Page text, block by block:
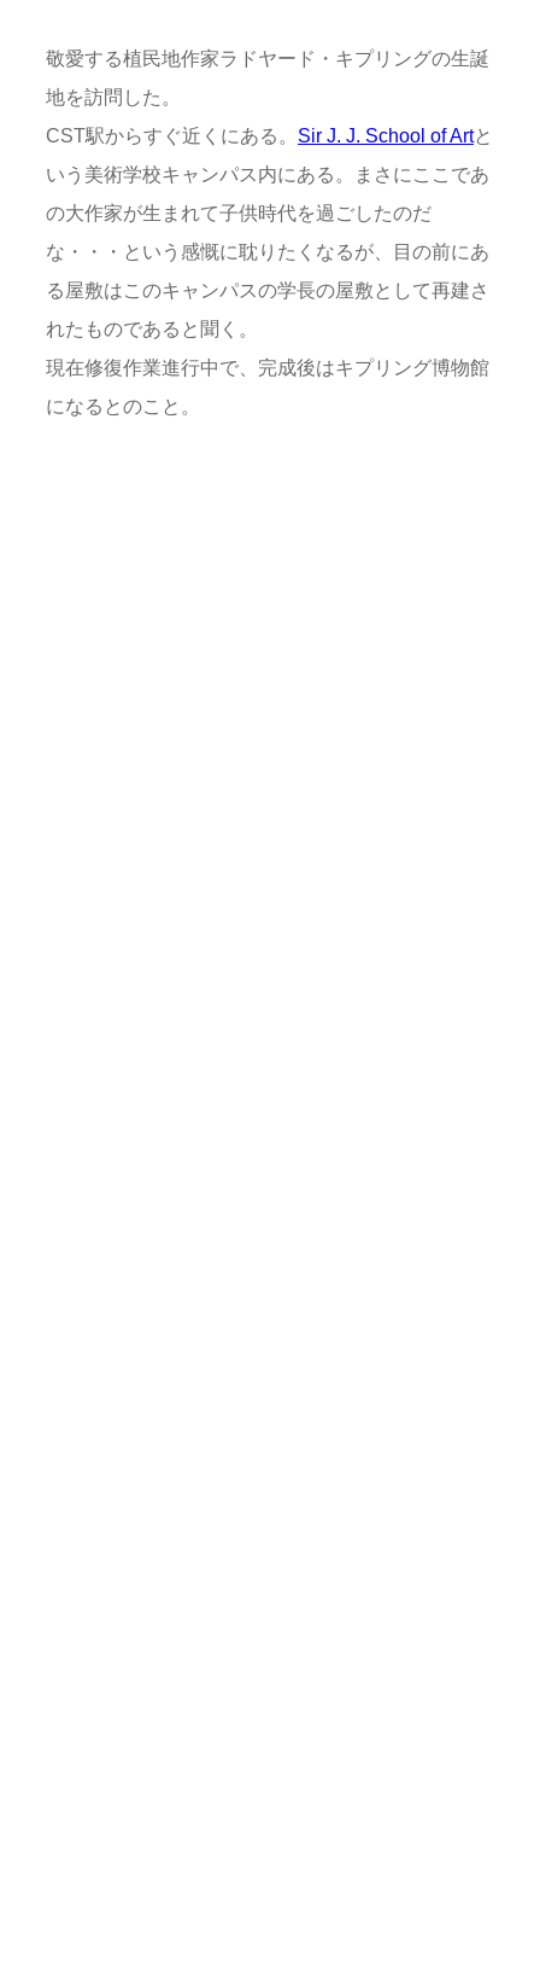
敬愛する植民地作家ラドヤード・キプリングの生誕
地を訪問した。
CST駅からすぐ近くにある。 Sir J. J. School of Artと
いう美術学校キャンパス内にある。まさにここであ
の大作家が生まれて子供時代を過ごしたのだ
な・・・という感慨に耽りたくなるが、目の前にあ
る屋敷はこのキャンパスの学長の屋敷として再建さ
れたものであると聞く。
現在修復作業進行中で、完成後はキプリング博物館
になるとのこと。